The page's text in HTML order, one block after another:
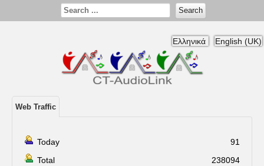
Search
Ελληνικά English (UK)
Web Traffic
Today
91
Total
238094